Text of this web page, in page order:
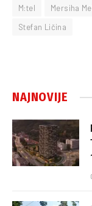
M:tel Mersiha
Stefan Ličina
NAJNOVIJE